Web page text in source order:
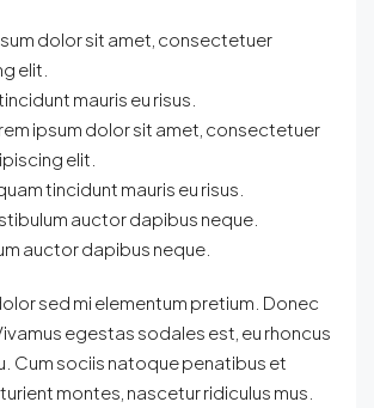
dolor sit amet, consectetuer
elit.
mauris eu risus.
ipsum dolor sit amet, consectetuer
elit.
tincidunt mauris eu risus.
auctor dapibus neque.
auctor dapibus neque.
sed mi elementum pretium. Donec
egestas sodales est, eu rhoncus
Cum sociis natoque penatibus et
montes, nascetur ridiculus mus.